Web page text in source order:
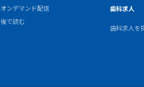
オンデマンド配信
後で読む
歯科求人
歯科求人を